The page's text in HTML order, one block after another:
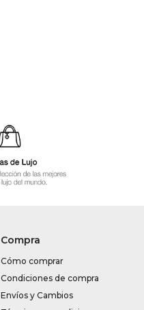
Compra
Cómo comprar
Condiciones de compra
Envíos y Cambios